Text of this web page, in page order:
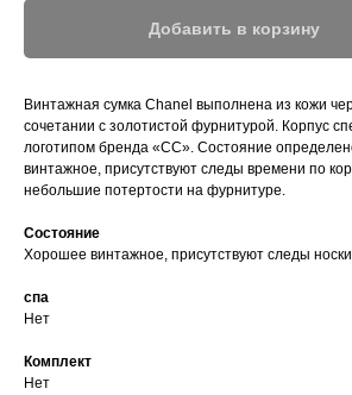
Добавить в корзину
Винтажная сумка Chanel выполнена из кожи
сочетании с золотистой фурнитурой. Корпус
логотипом бренда «СС». Состояние
винтажное, присутствуют следы времени по
небольшие потертости на фурнитуре.
Состояние
Хорошее винтажное, присутствуют следы носки
спа
Нет
Комплект
Нет